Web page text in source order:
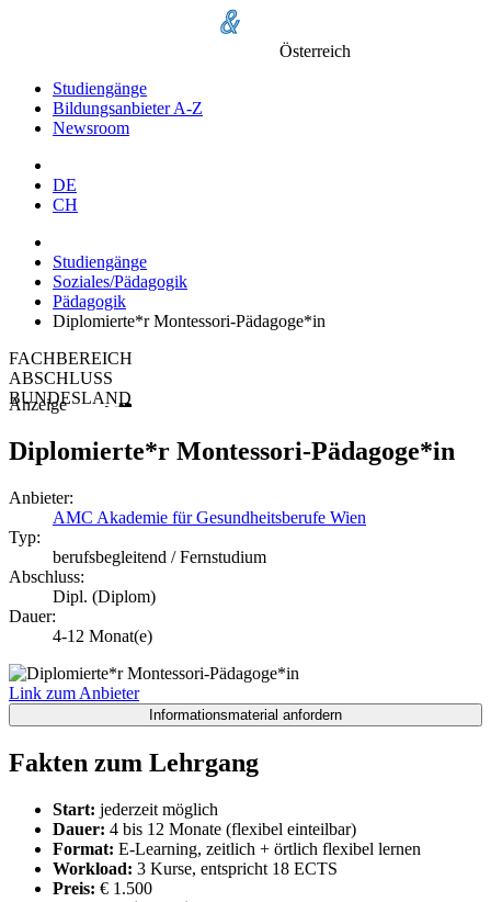
Österreich
Studiengänge
Bildungsanbieter A-Z
Newsroom
DE
CH
Studiengänge
Soziales/Pädagogik
Pädagogik
Diplomierte*r Montessori-Pädagoge*in
FACHBEREICH
ABSCHLUSS
BUNDESLAND
Anzeige
Diplomierte*r Montessori-Pädagoge*in
Anbieter:
AMC Akademie für Gesundheitsberufe Wien
Typ:
berufsbegleitend / Fernstudium
Abschluss:
Dipl. (Diplom)
Dauer:
4-12 Monat(e)
Link zum Anbieter
Fakten zum Lehrgang
Start: jederzeit möglich
Dauer: 4 bis 12 Monate (flexibel einteilbar)
Format: E-Learning, zeitlich + örtlich flexibel lernen
Workload: 3 Kurse, entspricht 18 ECTS
Preis: € 1.500